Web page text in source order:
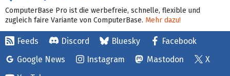
ComputerBase Pro ist die werbefreie, schnelle, flexible und
zugleich faire Variante von ComputerBase. Mehr dazu!
Feeds Discord Bluesky
Facebook
Google News
Instagram Mastodon
X